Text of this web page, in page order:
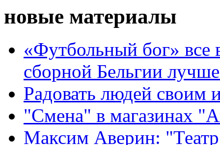
новые материалы
«Футбольный бог» все
сборной Бельгии
Радовать людей своим
"Смена" в магазинах
Максим Аверин: